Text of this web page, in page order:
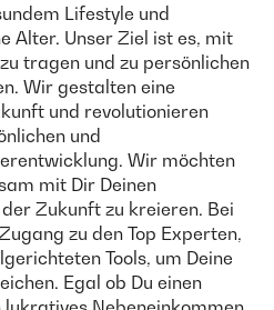
Lifestyle und
Alter. Unser Ziel ist es, mit
tragen und zu persönlichen
Wir gestalten eine
und revolutionieren
und
Wir möchten
mit Dir Deinen
Zukunft zu kreieren. Bei
zu den Top Experten,
Tools, um Deine
Egal ob Du einen